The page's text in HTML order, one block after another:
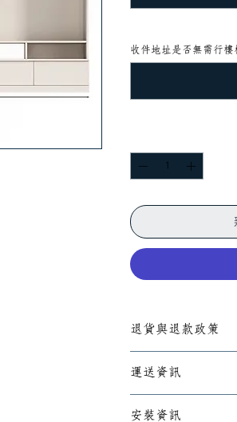
收件地址是否無需行
退貨與退款政策
✅如因出廠質量問
退款
運送資訊
安裝資訊